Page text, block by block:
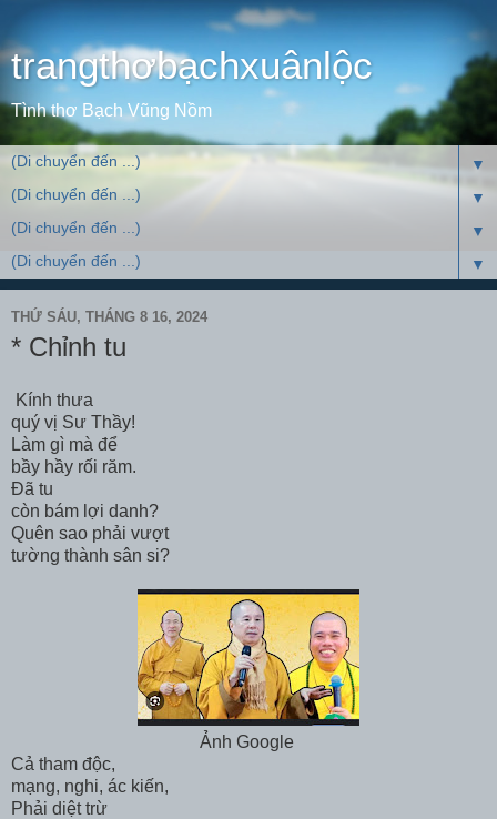
trangthơbạchxuânlộc
Tình thơ Bạch Vũng Nồm
▼
▼
▼
▼
THỨ SÁU, THÁNG 8 16, 2024
* Chỉnh tu
Kính thưa
quý vị Sư Thầy!
Làm gì mà để
bầy hầy rối răm.
Đã tu
còn bám lợi danh?
Quên sao phải vượt
tường thành sân si?
Ảnh Google
Cả tham độc,
mạng, nghi, ác kiến,
Phải diệt trừ